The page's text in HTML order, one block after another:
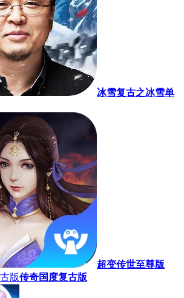
冰雪复古之冰雪单
超变传世至尊版
传奇国度复古版